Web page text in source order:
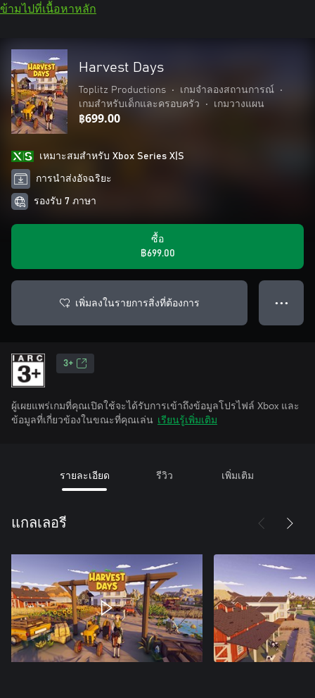
ข้ามไปที่เนื้อหาหลัก
Harvest Days
Toplitz Productions • เกมจำลองสถานการณ์
•
เกมสำหรับเด็กและครอบครัว
• เกมวางแผน
฿699.00
เหมาะสมสําหรับ Xbox Series X|S
การนำส่งอัจฉริยะ
รองรับ 7 ภาษา
ซื้อ
฿699.00
เพิ่มลงในรายการสิ่งที่ต้องการ ● ● ●
3+
ผู้เผยแพร่เกมที่คุณเปิดใช้จะได้รับการเข้าถึงข้อมูลโปรไฟล์ Xbox และ
ข้อมูลที่เกี่ยวข้องในขณะที่คุณเล่น เรียนรู้เพิ่มเติม
รายละเอียด รีวิว เพิ่มเติม
แกลเลอรี